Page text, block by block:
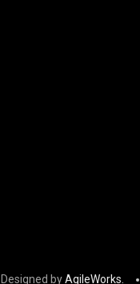
Designed byAgileWorks.